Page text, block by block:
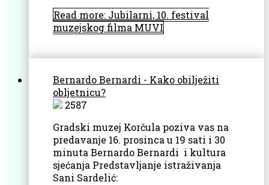
Read more: Jubilarni, 10. festival
muzejskog filma MUVI
Bernardo Bernardi - Kako obilježiti
obljetnicu?
2587
Gradski muzej Korčula poziva vas na
predavanje 16. prosinca u 19 sati i 30
minuta Bernardo Bernardi i kultura
sjećanja Predstavljanje istraživanja
Sani Sardelić: